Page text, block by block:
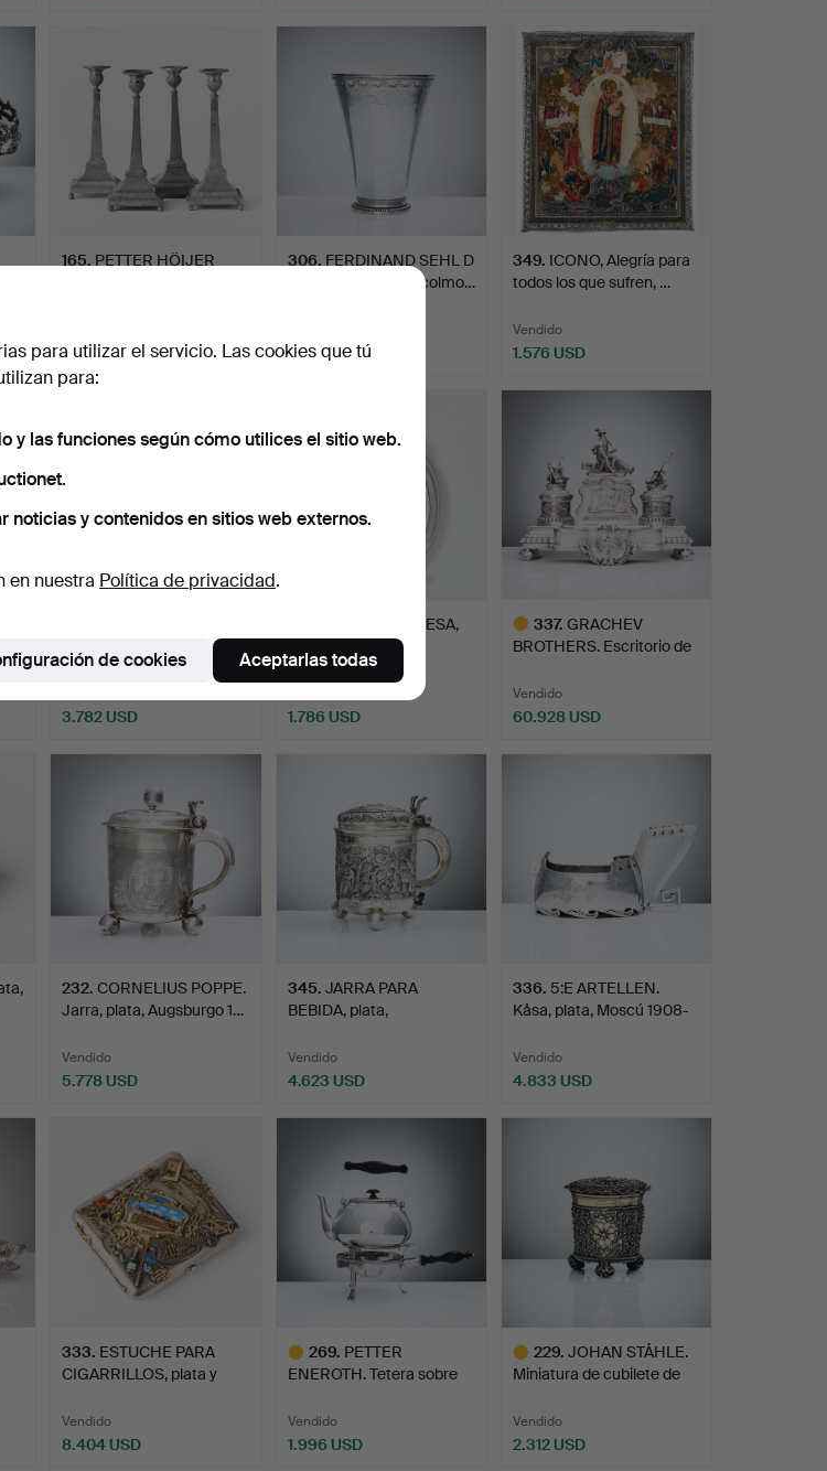
seleccionado
165. PETTER HÖIJER
1.366 USD
306. FERDINAND SEHL D
Y. Copa, plata, Estocolmo…
1.576 USD
349. ICONO, Alegría para
todos los que sufren, …
Vendido
1.576 USD
OLOFSSON STURK. Jarra,
plata, Kalmar …
3.782 USD
ESPEJO DE MESA,
austrohúnga…
1.786 USD
337. GRACHEV
BROTHERS. Escritorio de
Vendido
60.928 USD
232. CORNELIUS POPPE.
Jarra, plata, Augsburgo 1…
Vendido
5.778 USD
345. JARRA PARA
BEBIDA, plata,
Vendido
4.623 USD
336. 5:E ARTELLEN.
Kåsa, plata, Moscú 1908-
Vendido
4.833 USD
333. ESTUCHE PARA
CIGARRILLOS, plata y
Vendido
8.404 USD
269. PETTER
ENEROTH. Tetera sobre
Vendido
1.996 USD
229. JOHAN STÅHLE.
Miniatura de cubilete de
Vendido
2.312 USD
para utilizar el servicio. Las cookies que tú
para:
y las funciones según cómo utilices el sitio web.
noticias y contenidos en sitios web externos.
en nuestra Política de privacidad.
de cookies Aceptarlas todas